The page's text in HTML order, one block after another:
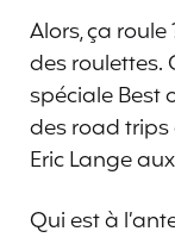
Alors, ça
des roulettes.
spéciale Best
des road trips
Eric Lange
Qui est à